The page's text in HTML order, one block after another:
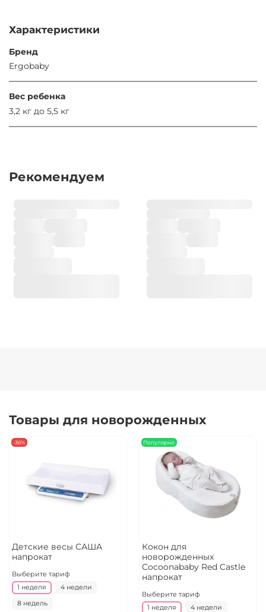
Характеристики
Бренд
Ergobaby
Вес ребенка
3,2 кг до 5,5 кг
Рекомендуем
Товары для новорожденных
-36%
Детские весы САША
напрокат
Выберите тариф
1 неделя
4 недели
8 недель
Популярно
Кокон для
новорожденных
Cocoonababy Red Castle
напрокат
Выберите тариф
1 неделя
4 недели